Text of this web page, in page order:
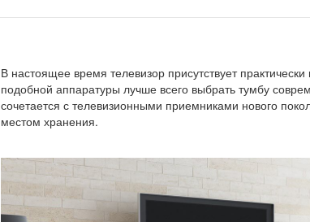
В настоящее время телевизор присутствует
подобной аппаратуры лучше всего выбрать тумбу
сочетается с телевизионными приемниками нового
местом хранения.